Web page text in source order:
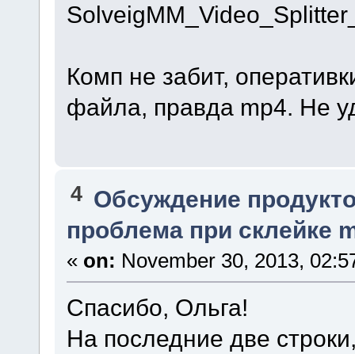
Комп не забит,
файла, правда mp4. Не
4 Обсуждение
проблема при склейке
« on: November 30, 2013,
Спасибо, Ольга!
На последние две